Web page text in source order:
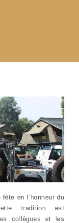
en l’honneur du
tradition est
collègues et les